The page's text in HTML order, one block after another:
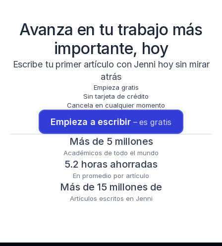
Avanza en tu trabajo más
importante, hoy
Escribe tu primer artículo con Jenni hoy sin mirar
atrás
Empieza gratis
Sin tarjeta de crédito
Cancela en cualquier momento
Empieza a escribir – es gratis
Más de 5 millones
Académicos de todo el mundo
5.2 horas ahorradas
En promedio por artículo
Más de 15 millones de
Artículos escritos en Jenni